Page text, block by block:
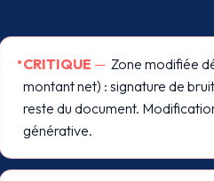
•CRITIQUE — Zone modifiée
montant net) : signature de
reste du document.
générative.